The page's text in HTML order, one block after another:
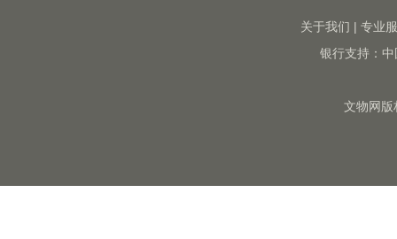
关于我们 | 专业
银行支持：
文物网